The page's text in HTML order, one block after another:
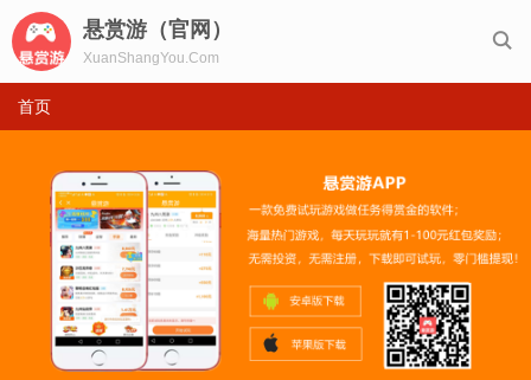

悬赏游（官网）
XuanShangYou.Com
首页